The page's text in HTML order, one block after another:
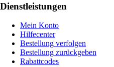
Dienstleistungen
Mein Konto
Hilfecenter
Bestellung verfolgen
Bestellung zurückgeben
Rabattcodes